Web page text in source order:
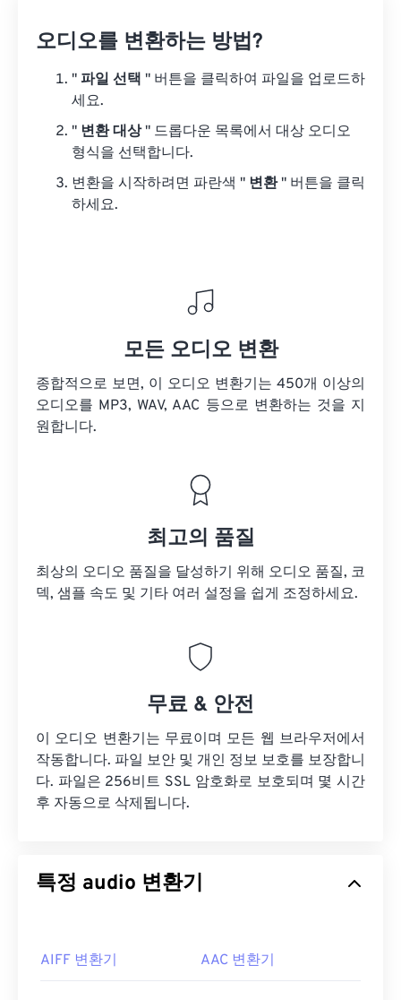
오디오를 변환하는 방법?
" 파일 선택 " 버튼을 클릭하여 파일을 업로드하
세요.
" 변환 대상" 드롭다운 목록에서 대상 오디오
형식을 선택합니다.
변환을 시작하려면 파란색 " 변환" 버튼을 클릭
하세요.
모든 오디오 변환
종합적으로 보면, 이 오디오 변환기는 450개 이상의
오디오를 MP3, WAV, AAC 등으로 변환하는 것을 지
원합니다.
최고의 품질
최상의 오디오 품질을 달성하기 위해 오디오 품질, 코
덱, 샘플 속도 및 기타 여러 설정을 쉽게 조정하세요.
무료 & 안전
이 오디오 변환기는 무료이며 모든 웹 브라우저에서
작동합니다. 파일 보안 및 개인 정보 보호를 보장합니
다. 파일은 256비트 SSL 암호화로 보호되며 몇 시간
후 자동으로 삭제됩니다.
특정 audio 변환기
AIFF 변환기 AAC 변환기